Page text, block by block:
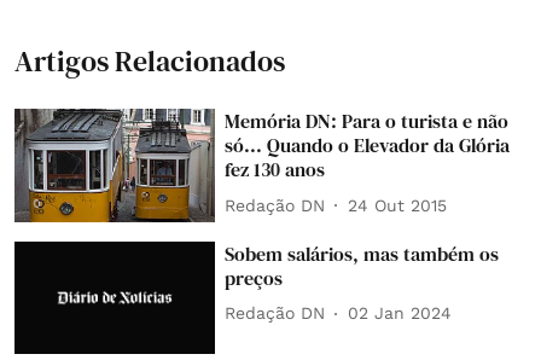
Artigos Relacionados
Memória DN: Para o turista e não
só... Quando o Elevador da Glória
fez 130 anos
Redação DN 24 Out 2015
Sobem salários, mas também os
preços
Redação DN 02 Jan 2024